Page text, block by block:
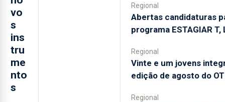
vo
s
ins
tru
me
nto
s
Regional
Abertas candidaturas
programa ESTAGIAR T,
Regional
Vinte e um jovens
edição de agosto do
Regional